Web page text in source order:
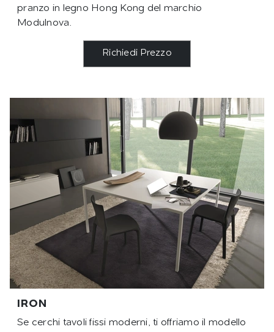
pranzo in legno Hong Kong del marchio
Modulnova.
Richiedi Prezzo
IRON
Se cerchi tavoli fissi moderni, ti offriamo il modello